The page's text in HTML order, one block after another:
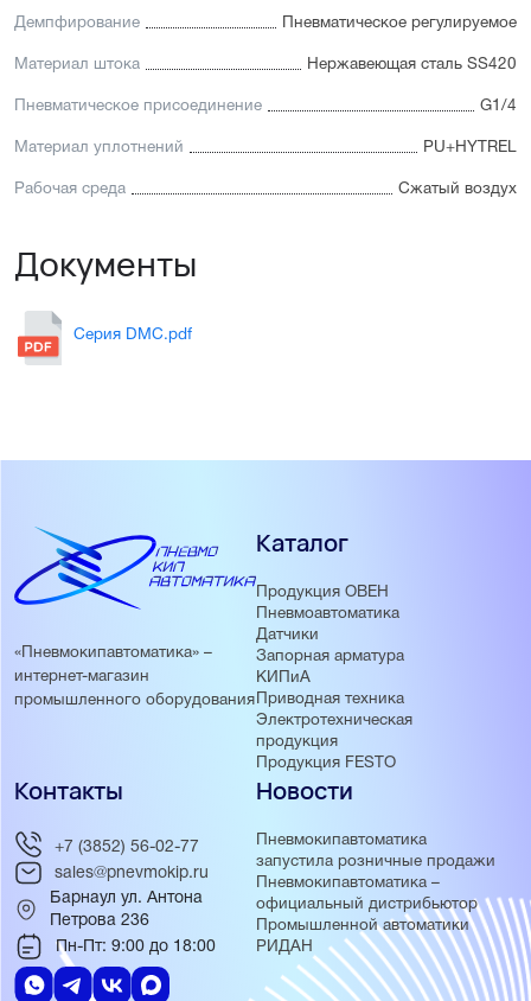
Демпфирование Пневматическое регулируемое
Материал штока Нержавеющая сталь SS420
Пневматическое присоединение G1/4
Материал уплотнений PU+HYTREL
Рабочая среда Сжатый воздух
Документы
Серия DMC.pdf
«Пневмокипавтоматика» –
интернет-магазин
промышленного оборудования
Каталог
Продукция ОВЕН
Пневмоавтоматика
Датчики
Запорная арматура
КИПиА
Приводная техника
Электротехническая
продукция
Продукция FESTO
Новости
Пневмокипавтоматика
запустила розничные продажи
Пневмокипавтоматика –
официальный дистрибьютор
Промышленной автоматики
РИДАН
Контакты
+7 (3852) 56-02-77
sales@pnevmokip.ru
Барнаул ул. Антона
Петрова 236
Пн-Пт: 9:00 до 18:00